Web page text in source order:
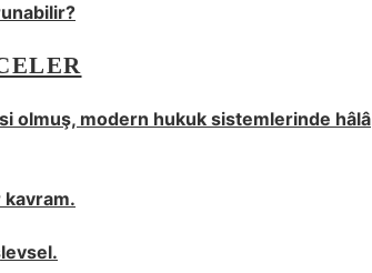
olmuş, modern hukuk sistemlerinde hâlâ
kavram.